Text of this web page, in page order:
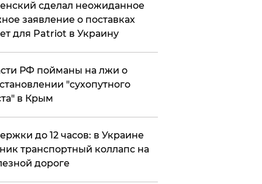
сделал неожиданное
заявление о поставках
для Patriot в Украину
РФ пойманы на лжи о
"сухопутного
в Крым
до 12 часов: в Украине
транспортный коллапс на
дороге